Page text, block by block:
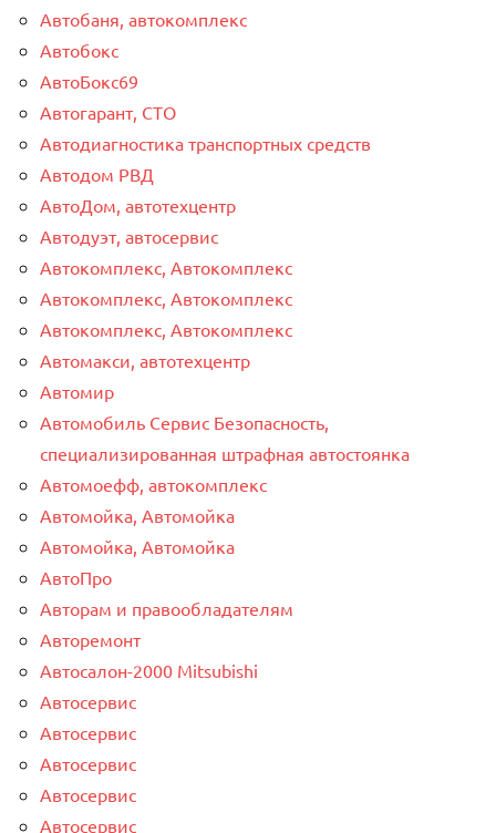
Автобаня, автокомплекс
Автобокс
АвтоБокс69
Автогарант, СТО
Автодиагностика транспортных средств
Автодом РВД
АвтоДом, автотехцентр
Автодуэт, автосервис
Автокомплекс, Автокомплекс
Автокомплекс, Автокомплекс
Автокомплекс, Автокомплекс
Автомакси, автотехцентр
Автомир
Автомобиль Сервис Безопасность,
специализированная штрафная автостоянка
Автомоефф, автокомплекс
Автомойка, Автомойка
Автомойка, Автомойка
АвтоПро
Авторам и правообладателям
Авторемонт
Автосалон-2000 Mitsubishi
Автосервис
Автосервис
Автосервис
Автосервис
Автосервис